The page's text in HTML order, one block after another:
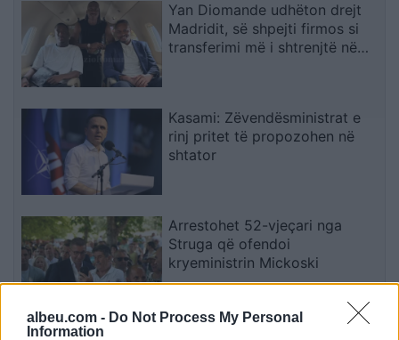
albeu.com - Do Not Process My Personal
Information
Yan Diomande udhëton drejt
Madridit, së shpejti firmos si
transferimi më i shtrenjtë në
Kasami: Zëvendësministrat e
rinj pritet të propozohen në
shtator
Arrestohet 52-vjeçari nga
Struga që ofendoi
kryeministrin Mickoski